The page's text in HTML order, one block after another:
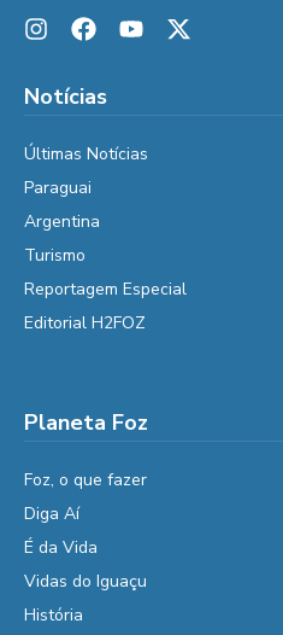
Notícias
Últimas Notícias
Paraguai
Argentina
Turismo
Reportagem Especial
Editorial H2FOZ
Planeta Foz
Foz, o que fazer
Diga Aí
É da Vida
Vidas do Iguaçu
História